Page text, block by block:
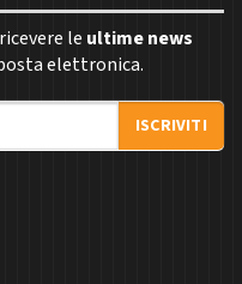
le ultime news
elettronica.
ISCRIVITI